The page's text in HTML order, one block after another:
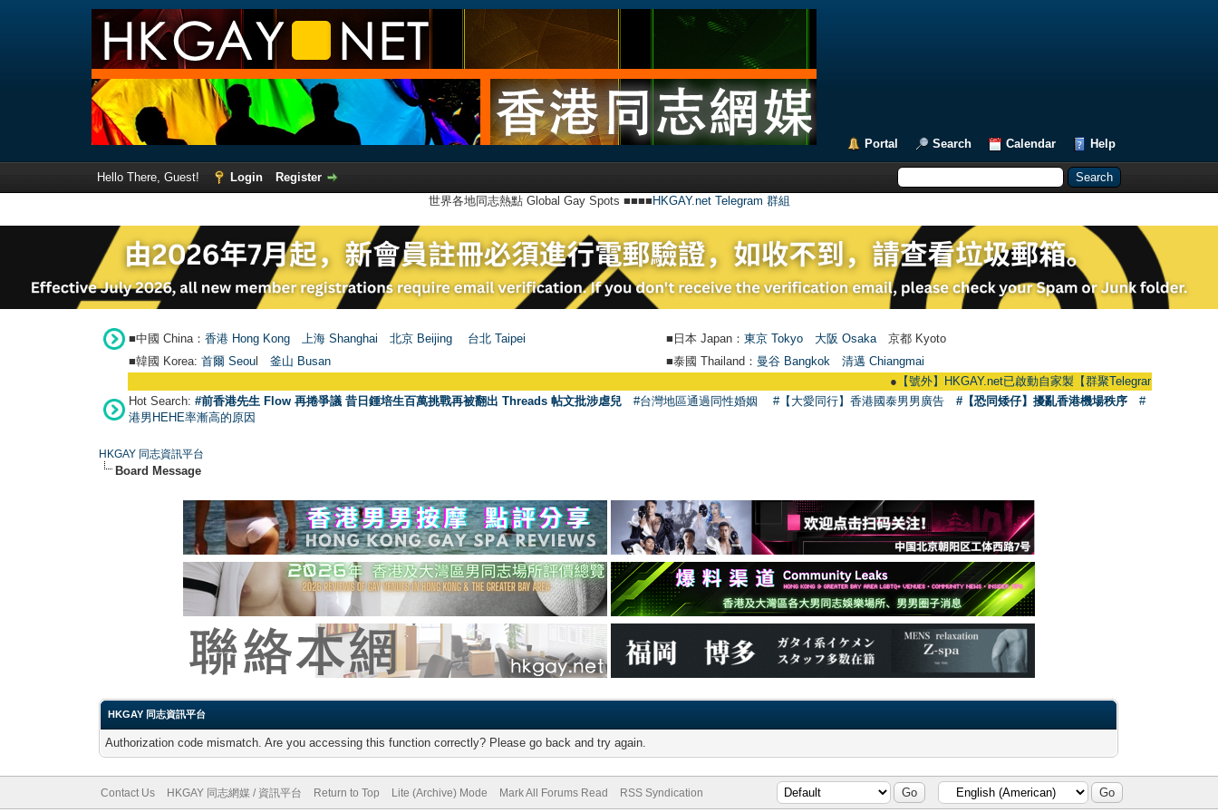
Portal Search Calendar Help
Hello There, Guest! Login
Register
世界各地同志熱點 Global Gay Spots ■■■■ HKGAY.net Telegram 群組
■中國 China： 香港 Hong Kong 上海 Shanghai 北京 Beijing 台北 Taipei ■日本 Japan： 東京 Tokyo 大阪 Osaka 京都 Kyoto
■韓國 Korea: 首爾 Seou 釜山 Busan ■泰國 Thailand： 曼谷 Bangkok
清邁 Chiangmai
【號外】HKGAY.net已啟動自家製【群聚Telegram群組】
Hot Search: #前香港先生 Flow 再捲爭議 昔日鍾培生百萬挑戰再被翻出 Threads 帖文批涉虐兒 #台灣地區通過同性婚姻 #【大愛同行】香港國泰男男廣告 #【恐同矮仔】擾亂香港機場秩序
#
港男HEHE率漸高的原因
HKGAY 同志資訊平台
Board Message
HKGAY 同志資訊平台
Authorization code mismatch. Are you accessing this function correctly? Please go back and try again.
Contact Us HKGAY 同志網媒 / 資訊平台 Return to Top Lite (Archive) Mode Mark All Forums Read RSS Syndication